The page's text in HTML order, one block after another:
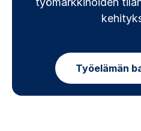
Työelämän